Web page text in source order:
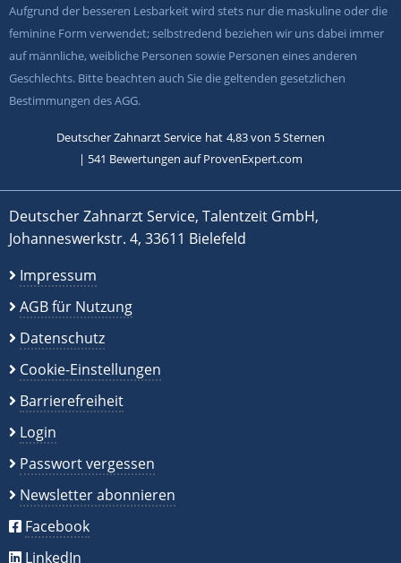
Aufgrund der besseren Lesbarkeit wird stets nur die maskuline oder die
feminine Form verwendet; selbstredend beziehen wir uns dabei immer
auf männliche, weibliche Personen sowie Personen eines anderen
Geschlechts. Bitte beachten auch Sie die geltenden gesetzlichen
Bestimmungen des AGG.
Deutscher Zahnarzt Service hat 4,83von 5Sternen
| 541 Bewertungen auf ProvenExpert.com
Deutscher Zahnarzt Service, Talentzeit GmbH,
Johanneswerkstr. 4, 33611 Bielefeld
Impressum
AGB für Nutzung
Datenschutz
Cookie-Einstellungen
Barrierefreiheit
Login
Passwort vergessen
Newsletter abonnieren
Facebook
LinkedIn